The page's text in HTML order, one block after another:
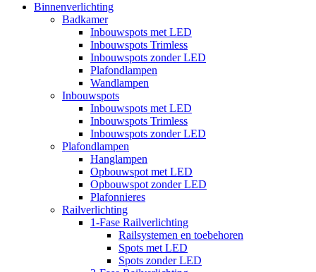
Binnenverlichting
Badkamer
Inbouwspots met LED
Inbouwspots Trimless
Inbouwspots zonder LED
Plafondlampen
Wandlampen
Inbouwspots
Inbouwspots met LED
Inbouwspots Trimless
Inbouwspots zonder LED
Plafondlampen
Hanglampen
Opbouwspot met LED
Opbouwspot zonder LED
Plafonnieres
Railverlichting
1-Fase Railverlichting
Railsystemen en toebehoren
Spots met LED
Spots zonder LED